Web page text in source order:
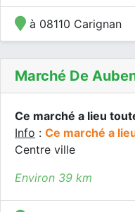
à 08110 Carignan
Marché De
Ce marché a lieu
Info : Ce marché a
Centre ville
Environ 39 km